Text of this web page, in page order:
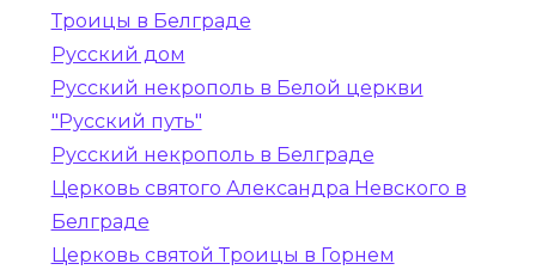
Троицы в Белграде
Русский дом
Русский некрополь в Белой церкви
"Русский путь"
Русский некрополь в Белграде
Церковь святого Александра Невского в
Белграде
Церковь святой Троицы в Горнем